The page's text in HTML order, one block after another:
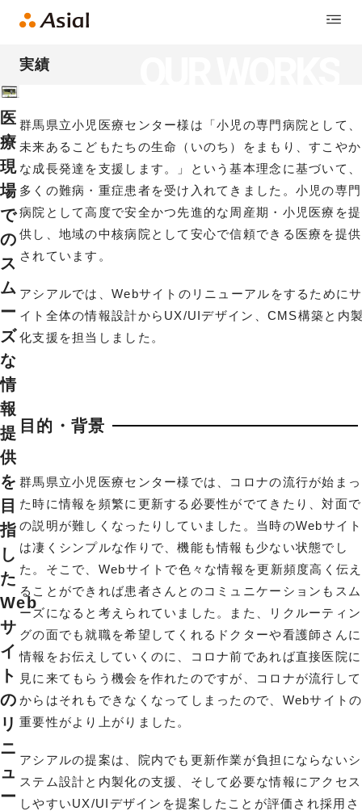
実績
医
療
現
場
で
の
ス
ム
ー
ズ
な
情
報
提
供
を
目
指
し
た
Web
サ
イ
ト
の
リ
ニ
ュ
ー
群馬県立小児医療センター様は「小児の専門病院として、
未来あるこどもたちの生命（いのち）をまもり、すこやか
な成長発達を支援します。」という基本理念に基づいて、
多くの難病・重症患者を受け入れてきました。小児の専門
病院として高度で安全かつ先進的な周産期・小児医療を提
供し、地域の中核病院として安心で信頼できる医療を提供
されています。
アシアルでは、Webサイトのリニューアルをするためにサ
イト全体の情報設計からUX/UIデザイン、CMS構築と内
化支援を担当しました。
目的・背景
群馬県立小児医療センター様では、コロナの流行が始まっ
た時に情報を頻繁に更新する必要性がでてきたり、対面で
の説明が難しくなったりしていました。当時のWebサイト
は凄くシンプルな作りで、機能も情報も少ない状態でし
た。そこで、Webサイトで色々な情報を更新頻度高く伝え
ることができれば患者さんとのコミュニケーションもスム
ーズになると考えられていました。また、リクルーティン
グの面でも就職を希望してくれるドクターや看護師さんに
情報をお伝えしていくのに、コロナ前であれば直接医院に
見に来てもらう機会を作れたのですが、コロナが流行して
からはそれもできなくなってしまったので、Webサイトの
重要性がより上がりました。
アシアルの提案は、院内でも更新作業が負担にならないシ
ステム設計と内製化の支援、そして必要な情報にアクセス
しやすいUX/UIデザインを提案したことが評価され採用さ